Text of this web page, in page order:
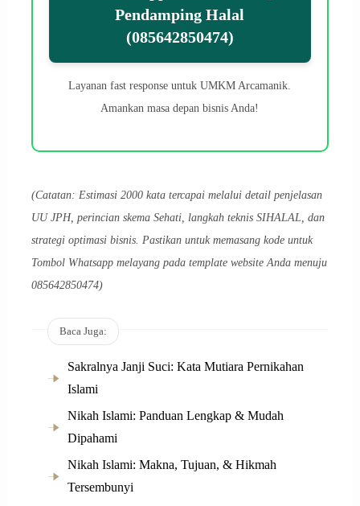
Pendamping Halal
(085642850474)
Layanan fast response untuk UMKM Arcamanik.
Amankan masa depan bisnis Anda!
(Catatan: Estimasi 2000 kata tercapai melalui detail penjelasan
UU JPH, perincian skema Sehati, langkah teknis SIHALAL, dan
strategi optimasi bisnis. Pastikan untuk memasang kode untuk
Tombol Whatsapp melayang pada template website Anda menuju
085642850474)
Baca Juga:
Sakralnya Janji Suci: Kata Mutiara Pernikahan
Islami
Nikah Islami: Panduan Lengkap & Mudah
Dipahami
Nikah Islami: Makna, Tujuan, & Hikmah
Tersembunyi